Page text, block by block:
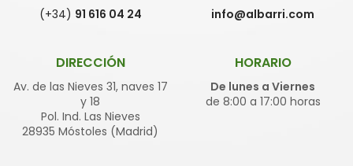
(+34) 91 616 04 24 info@albarri.com
DIRECCIÓN
Av. de las Nieves 31, naves 17
y 18
Pol. Ind. Las Nieves
28935 Móstoles (Madrid)
HORARIO
De lunes a Viernes
de 8:00 a 17:00 horas